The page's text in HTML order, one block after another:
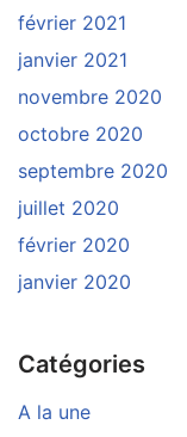
février 2021
janvier 2021
novembre 2020
octobre 2020
septembre 2020
juillet 2020
février 2020
janvier 2020
Catégories
A la une